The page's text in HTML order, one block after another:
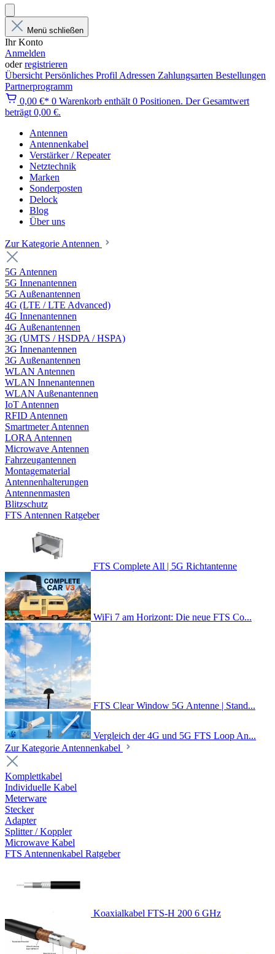
Menü schließen
Ihr Konto
Anmelden
oderregistrieren
Übersicht Persönliches Profil Adressen Zahlungsarten Bestellungen
Partnerprogramm
0,00 €* 0 Warenkorb enthält 0 Positionen. Der Gesamtwert
beträgt 0,00 €.
Antennen
Antennenkabel
Verstärker / Repeater
Netztechnik
Marken
Sonderposten
Delock
Blog
Über uns
Zur Kategorie Antennen
5G Antennen
5G Innenantennen
5G Außenantennen
4G (LTE / LTE Advanced)
4G Innenantennen
4G Außenantennen
3G (UMTS / HSDPA / HSPA)
3G Innenantennen
3G Außenantennen
WLAN Antennen
WLAN Innenantennen
WLAN Außenantennen
IoT Antennen
RFID Antennen
Smartmeter Antennen
LORA Antennen
Microwave Antennen
Fahrzeugantennen
Montagematerial
Antennenhalterungen
Antennenmasten
Blitzschutz
FTS Antennen Ratgeber
FTS Complete All | 5G Richtantenne
WiFi 7 am Horizont: Die neue FTS Co...
FTS Clear Window 5G Antenne | Stand...
Vergleich der 4G und 5G FTS Loop An...
Zur Kategorie Antennenkabel
Komplettkabel
Individuelle Kabel
Meterware
Stecker
Adapter
Splitter / Koppler
Microwave Kabel
FTS Antennenkabel Ratgeber
Koaxialkabel FTS-H 200 6 GHz